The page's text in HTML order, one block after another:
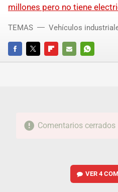
millones pero no tiene
FACEBOOKTWITTERFLIPBOARD
E-
WHATSAPP
TEMAS Vehículos
Comentarios cerrados
VER4